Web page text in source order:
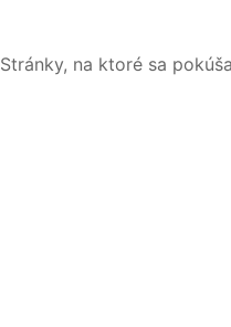
Stránky, na ktoré sa